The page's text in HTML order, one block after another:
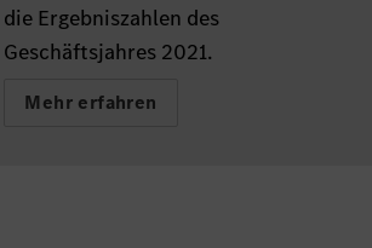
die Ergebniszahlen des
Geschäftsjahres 2021.
Mehr erfahren